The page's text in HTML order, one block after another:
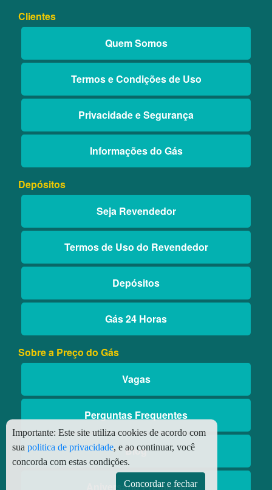
Clientes
Quem Somos
Termos e Condições de Uso
Privacidade e Segurança
Informações do Gás
Depósitos
Seja Revendedor
Termos de Uso do Revendedor
Depósitos
Gás 24 Horas
Sobre a Preço do Gás
Vagas
Perguntas Frequentes
Blog
Aniversário Premiado
Importante: Este site utiliza cookies de acordo com
sua politica de privacidade, e ao continuar, você
concorda com estas condições.
Concordar e fechar